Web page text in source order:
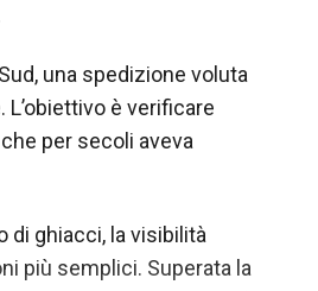
una spedizione voluta
è verificare
per secoli aveva
di ghiacci, la visibilità
più semplici. Superata la